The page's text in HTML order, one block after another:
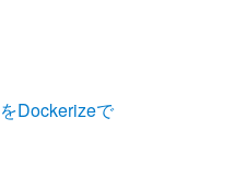
Dockerizeで